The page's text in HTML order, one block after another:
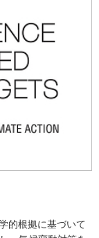
的根拠に基づいて